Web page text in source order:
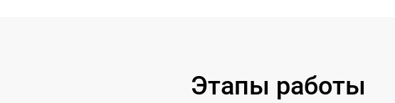
Этапы работы